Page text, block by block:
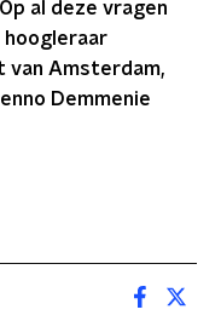
al deze vragen
van Amsterdam,
Demmenie